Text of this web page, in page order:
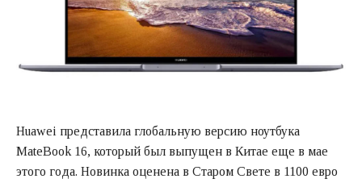
Huawei представила глобальную версию ноутбука
MateBook 16, который был выпущен в Китае еще в мае
этого года. Новинка оценена в Старом Свете в 1100 евро